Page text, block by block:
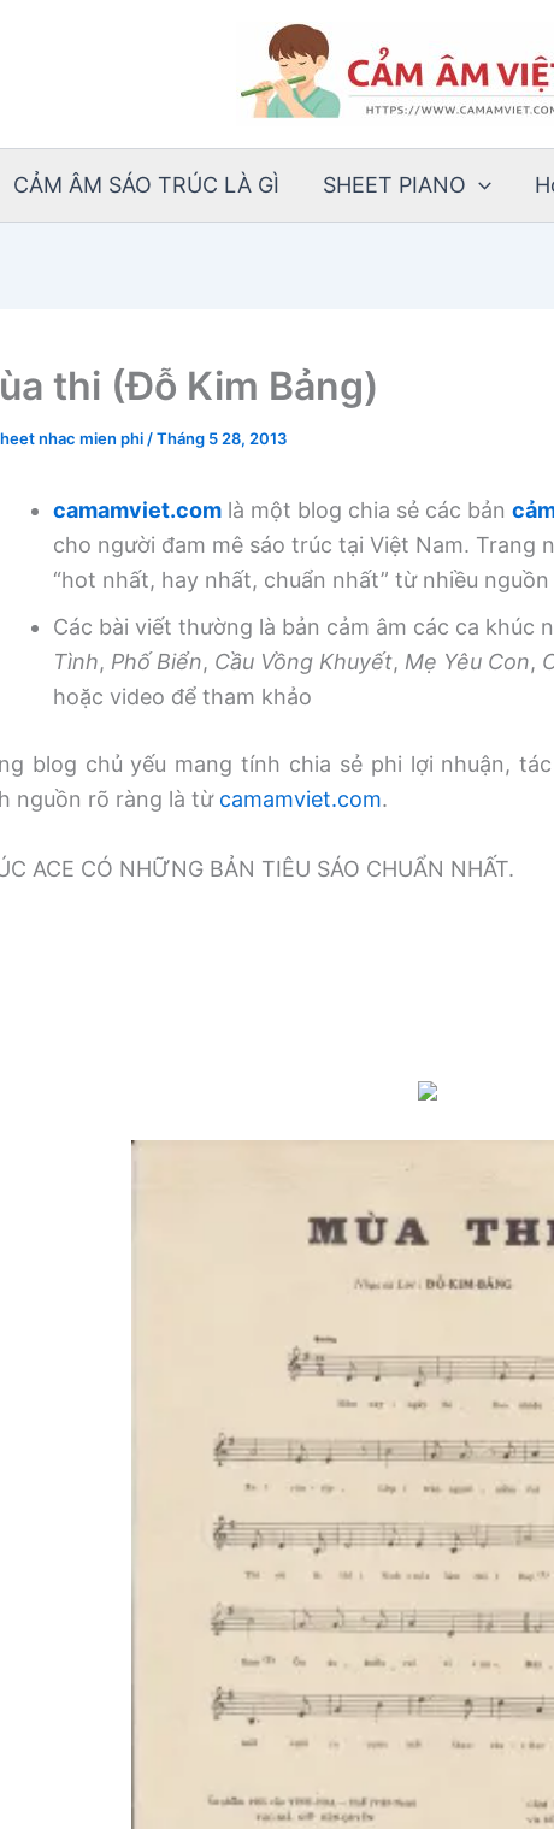
CẢM ÂM SÁO TRÚC LÀ GÌ SHEET PIANO
thi (Đỗ Kim Bảng)
nhac mien phi /Tháng 5 28, 2013
camamviet.com là một blog chia sẻ các bản
cho người đam mê sáo trúc tại Việt Nam. Trang
“hot nhất, hay nhất, chuẩn nhất” từ nhiều
Các bài viết thường là bản cảm âm các ca khúc
Tình, Phố Biển, Cầu Vồng Khuyết, Mẹ Yêu Con,
hoặc video để tham khảo
blog chủ yếu mang tính chia sẻ phi lợi nhuận,
nguồn rõ ràng là từ camamviet.com.
ACE CÓ NHỮNG BẢN TIÊU SÁO CHUẨN NHẤT.